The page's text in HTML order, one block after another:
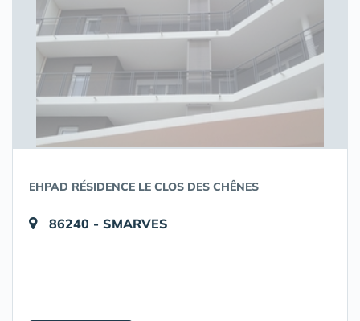
EHPAD RÉSIDENCE LE CLOS DES CHÊNES
86240 - SMARVES